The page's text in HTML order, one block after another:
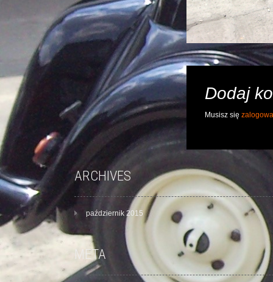
Dodaj
Musisz się
ARCHIVES
październik 2015
META